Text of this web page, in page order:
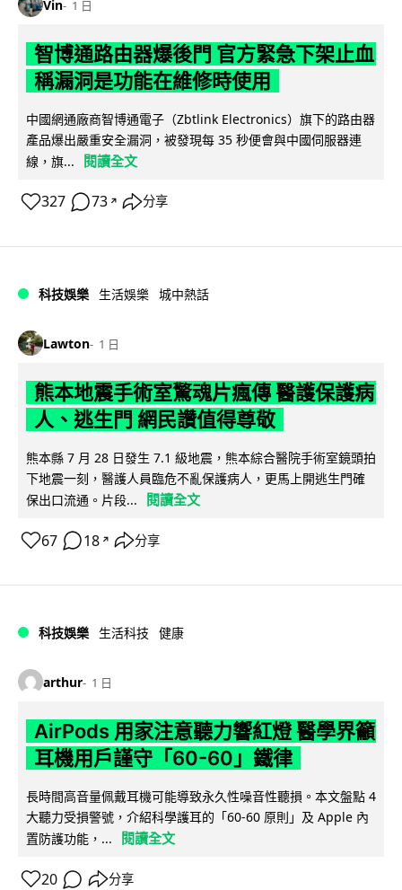
Vin 1 日
智博通路由器爆後門 官方緊急下架止血
稱漏洞是功能在維修時使用
中國網通廠商智博通電子（Zbtlink Electronics）旗下的路由器
產品爆出嚴重安全漏洞，被發現每 35 秒便會與中國伺服器連
線，旗...
閱讀全文
327 73 ↗ 分享
科技娛樂 生活娛樂 城中熱話
Lawton 1 日
熊本地震手術室驚魂片瘋傳 醫護保護病
人、逃生門 網民讚值得尊敬
熊本縣 7 月 28 日發生 7.1 級地震，熊本綜合醫院手術室鏡頭拍
下地震一刻，醫護人員臨危不亂保護病人，更馬上開逃生門確
保出口流通。片段...
閱讀全文
67 18 ↗ 分享
科技娛樂 生活科技 健康
arthur 1 日
AirPods 用家注意聽力響紅燈 醫學界籲
耳機用戶謹守「60-60」鐵律
長時間高音量佩戴耳機可能導致永久性噪音性聽損。本文盤點 4
大聽力受損警號，介紹科學護耳的「60-60 原則」及 Apple 內
置防護功能，...
閱讀全文
20 分享